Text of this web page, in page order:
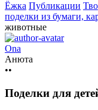
Ёжка Публикации
поделки из бумаги,
животные
Ona
Анюта
••
Поделки для